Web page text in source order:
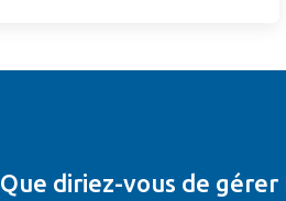
Que diriez-vous de